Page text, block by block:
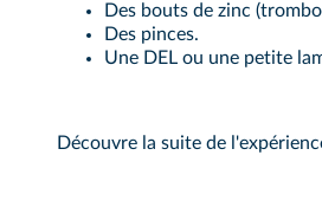
Des bouts de zinc
Des pinces.
Une DEL ou une petite
Découvre la suite de